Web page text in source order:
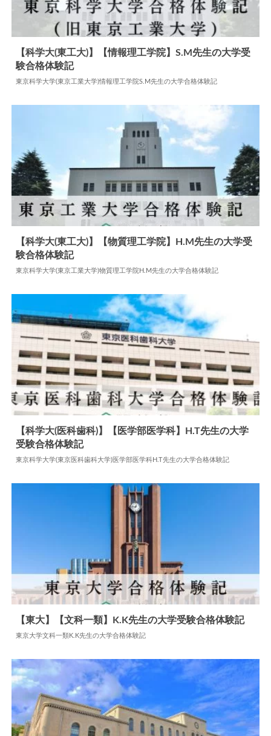
大学合格体験記
【科学大(東工大)】【情報理工学院】S.M先生の大学受
験合格体験記
東京科学大学(東京工業大学)情報理工学院S.M先生の大学合格体験記
大学合格体験記
【科学大(東工大)】【物質理工学院】H.M先生の大学受
験合格体験記
東京科学大学(東京工業大学)物質理工学院H.M先生の大学合格体験記
大学合格体験記 2024.08.06
【科学大(医科歯科)】【医学部医学科】H.T先生の大学
受験合格体験記
東京科学大学(東京医科歯科大学)医学部医学科H.T先生の大学合格体験記
【東大】【文科一類】K.K先生の大学受験合格体験記
東京大学文科一類K.K先生の大学合格体験記